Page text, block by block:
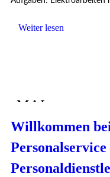
Weiter lesen
MAI
23
Willkommen